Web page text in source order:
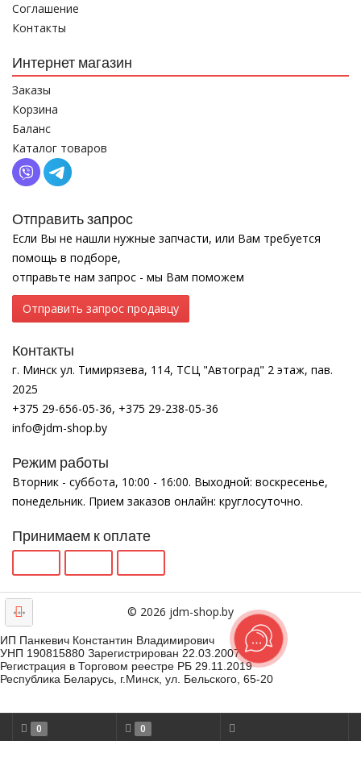
Соглашение
Контакты
Интернет магазин
Заказы
Корзина
Баланс
Каталог товаров
Отправить запрос
Если Вы не нашли нужные запчасти, или Вам требуется
помощь в подборе,
отправьте нам запрос - мы Вам поможем
Отправить запрос продавцу
Контакты
г. Минск ул. Тимирязева, 114, ТСЦ "Автоград" 2 этаж, пав.
2025
+375 29-656-05-36, +375 29-238-05-36
info@jdm-shop.by
Режим работы
Вторник - суббота, 10:00 - 16:00. Выходной: воскресенье,
понедельник. Прием заказов онлайн: круглосуточно.
Принимаем к оплате
© 2026 jdm-shop.by
ИП Панкевич Константин Владимирович
УНП 190815880 Зарегистрирован 22.03.2007
Регистрация в Торговом реестре РБ 29.11.2019
Республика Беларусь, г.Минск, ул. Бельского, 65-20
0 0